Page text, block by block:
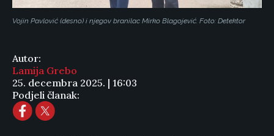
Vojin Pavlović (desno) i njegov branilac Mirko Blagojević. Foto: Detektor
Autor:
Lamija Grebo
25. decembra 2025. | 16:03
Podjeli članak: